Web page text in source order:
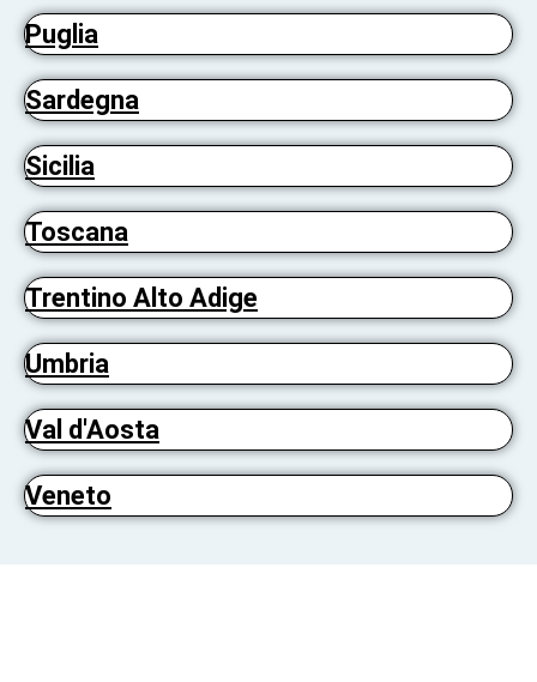
Puglia
Sardegna
Sicilia
Toscana
Trentino Alto Adige
Umbria
Val d'Aosta
Veneto